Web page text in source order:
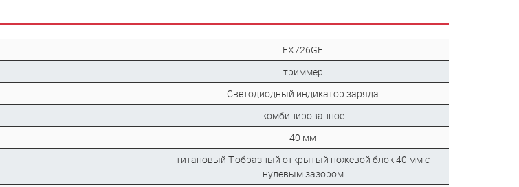
FX726GE
триммер
Светодиодный индикатор заряда
комбинированное
40 мм
титановый Т-образный открытый ножевой блок 40 мм с
нулевым зазором